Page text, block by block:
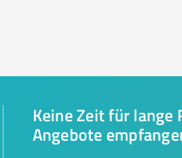
Keine Zeit für lange
Angebote